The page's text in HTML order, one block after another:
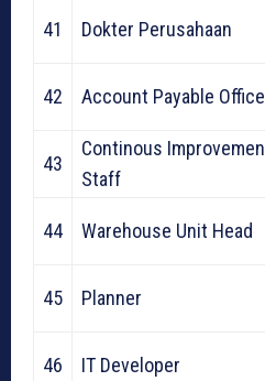
41 Dokter Perusahaan
42 Account Payable
43
Continous
Staff
44 Warehouse Unit Head
45 Planner
46 IT Developer